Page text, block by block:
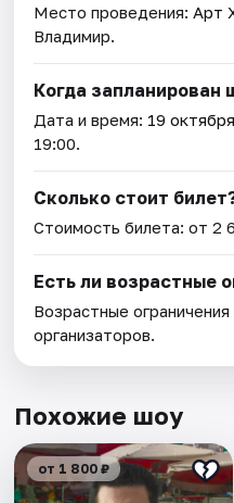
Место проведения:Арт
Владимир.
Когда запланирован
Дата и время: 19
19:00.
Сколько стоит
Стоимость билета: от 2
Есть ли возрастные
Возрастные
организаторов.
Похожие шоу
от 1 800 ₽